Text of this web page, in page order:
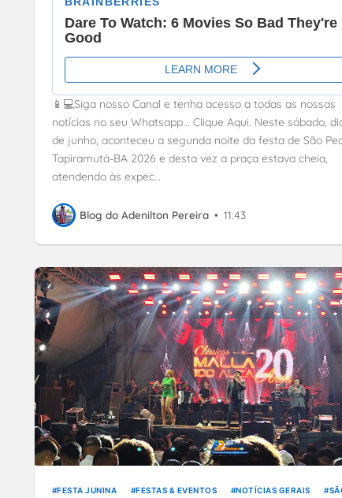
📱💻Siga nosso Canal e tenha acesso a todas as nossas
notícias no seu Whatsapp... Clique Aqui. Neste sábado,
de junho, aconteceu a segunda noite da festa de São
Tapiramutá-BA 2026 e desta vez a praça estava cheia,
atendendo às expec…
Blog do Adenilton Pereira • 11:43
FESTA JUNINA FESTAS & EVENTOS NOTÍCIAS GERAIS